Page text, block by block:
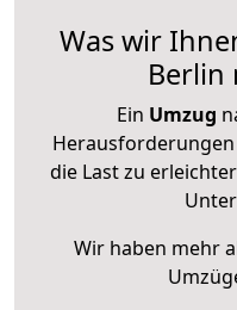
Was wir
Berlin
Ein Umzug
die Last zu
Wir haben mehr